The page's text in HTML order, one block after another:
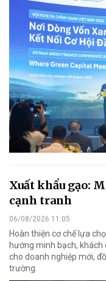
Xuất khẩu gạo:
cạnh tranh
06/08/2026 11:05
Hoàn thiện cơ chế lựa
hướng minh bạch,
cho doanh nghiệp mới,
trường.